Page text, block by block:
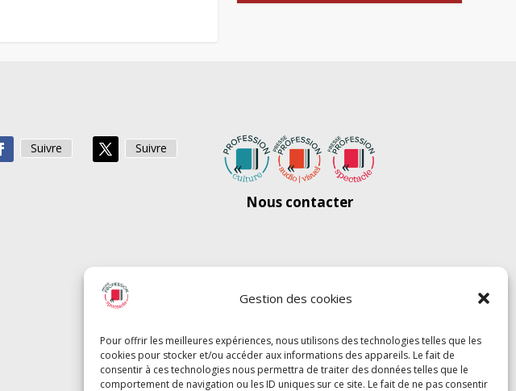
Gestion des cookies
Pour offrir les meilleures expériences, nous utilisons des technologies telles que les
cookies pour stocker et/ou accéder aux informations des appareils. Le fait de
consentir à ces technologies nous permettra de traiter des données telles que le
comportement de navigation ou les ID uniques sur ce site. Le fait de ne pas consentir
Suivre Suivre
Nous contacter